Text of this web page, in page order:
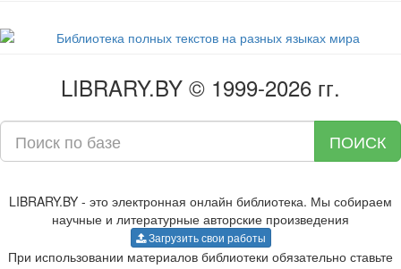
LIBRARY.BY © 1999-2026 гг.
ПОИСК
LIBRARY.BY - это электронная онлайн библиотека. Мы собираем
научные и литературные авторские произведения
Загрузить свои работы
При использовании материалов библиотеки обязательно ставьте